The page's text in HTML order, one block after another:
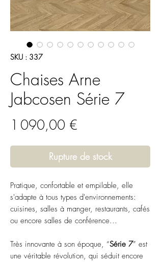
SKU : 337
Chaises Arne
Jabcosen Série 7
1 090,00 €
Rupture de stock
Pratique, confortable et empilable, elle
s'adapte à tous types d'environnements:
cuisines, salles à manger, restaurants, cafés
ou encore salles de conférence...
Très innovante à son époque, “Série 7” est
une véritable révolution, qui séduit encore